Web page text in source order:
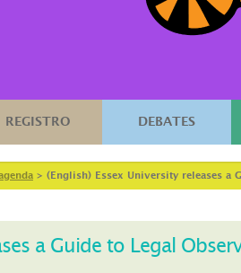
REGISTRO DEBATES
> (English) Essex University releases a
a Guide to Legal